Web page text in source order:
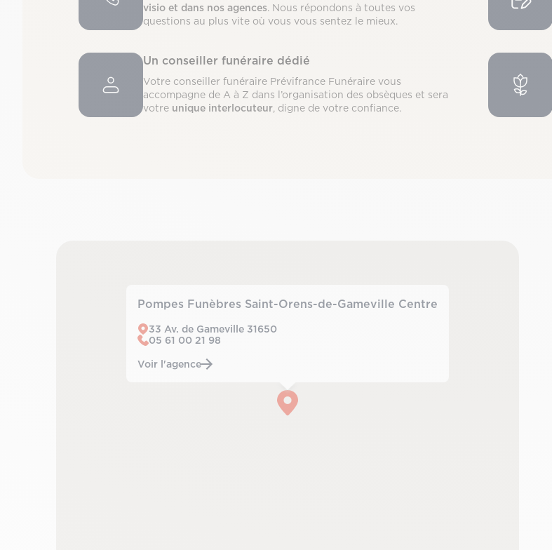
visio et dans nos agences. Nous répondons à toutes vos
questions au plus vite où vous vous sentez le mieux.
Un conseiller funéraire dédié
Votre conseiller funéraire Prévifrance Funéraire vous
accompagne de A à Z dans l’organisation des obsèques et sera
votre unique interlocuteur , digne de votre confiance.
Pompes Funèbres Saint-Orens-de-Gameville Centre
33 Av. de Gameville 31650
05 61 00 21 98
Voir l'agence